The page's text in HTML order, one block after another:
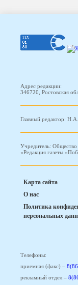
Адрес редакции:
346720, Ростовская
Главный редактор:
Учредитель: Общество
«Редакция газеты
Карта сайта
О нас
Политика
персональных
Телефоны:
приемная (факс) –
рекламный отдел –